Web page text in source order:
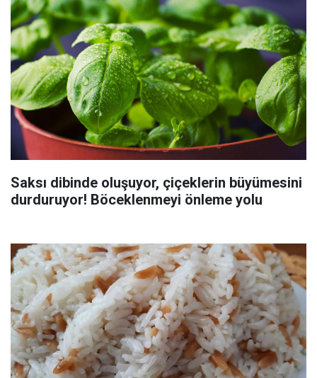
Saksı dibinde oluşuyor, çiçeklerin büyümesini
durduruyor! Böceklenmeyi önleme yolu